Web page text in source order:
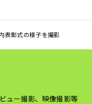
表彰式の様子を撮影
ュー撮影、映像撮影等